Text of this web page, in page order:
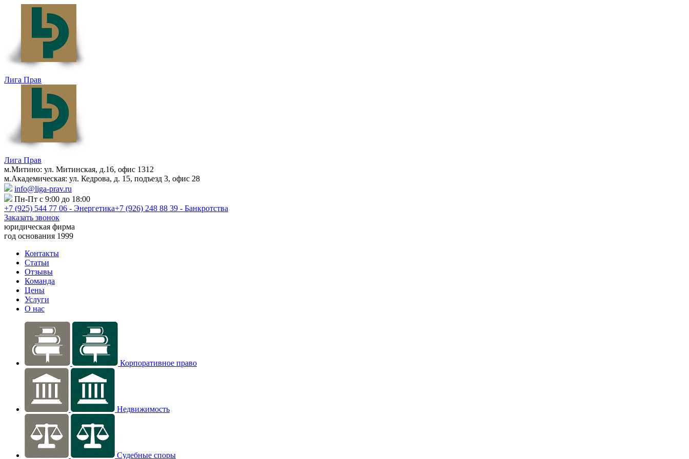
Лига Прав
Лига Прав
м.Митино: ул. Митинская, д.16, офис 1312
м.Академическая: ул. Кедрова, д. 15, подъезд 3, офис 28
info@liga-prav.ru
Пн-Пт с 9:00 до 18:00
+7 (925) 544 77 06 - Энергетика+7 (926) 248 88 39 - Банкротства
Заказать звонок
юридическая фирма
год основания 1999
Контакты
Статьи
Отзывы
Команда
Цены
Услуги
О нас
Корпоративное право
Недвижимость
Судебные споры